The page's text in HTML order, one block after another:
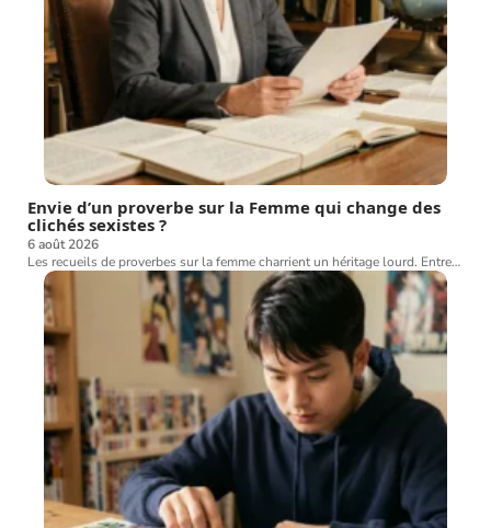
Envie d’un proverbe sur la Femme qui change des
clichés sexistes ?
6 août 2026
Les recueils de proverbes sur la femme charrient un héritage lourd. Entre…